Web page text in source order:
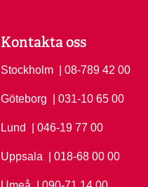
Kontakta oss
Stockholm Ring Stockholm på
| 08-789 42 00
Göteborg Ring Göteborg på
| 031-10 65 00
Lund Ring Lund på
| 046-19 77 00
Uppsala Ring Uppsala på
| 018-68 00 00